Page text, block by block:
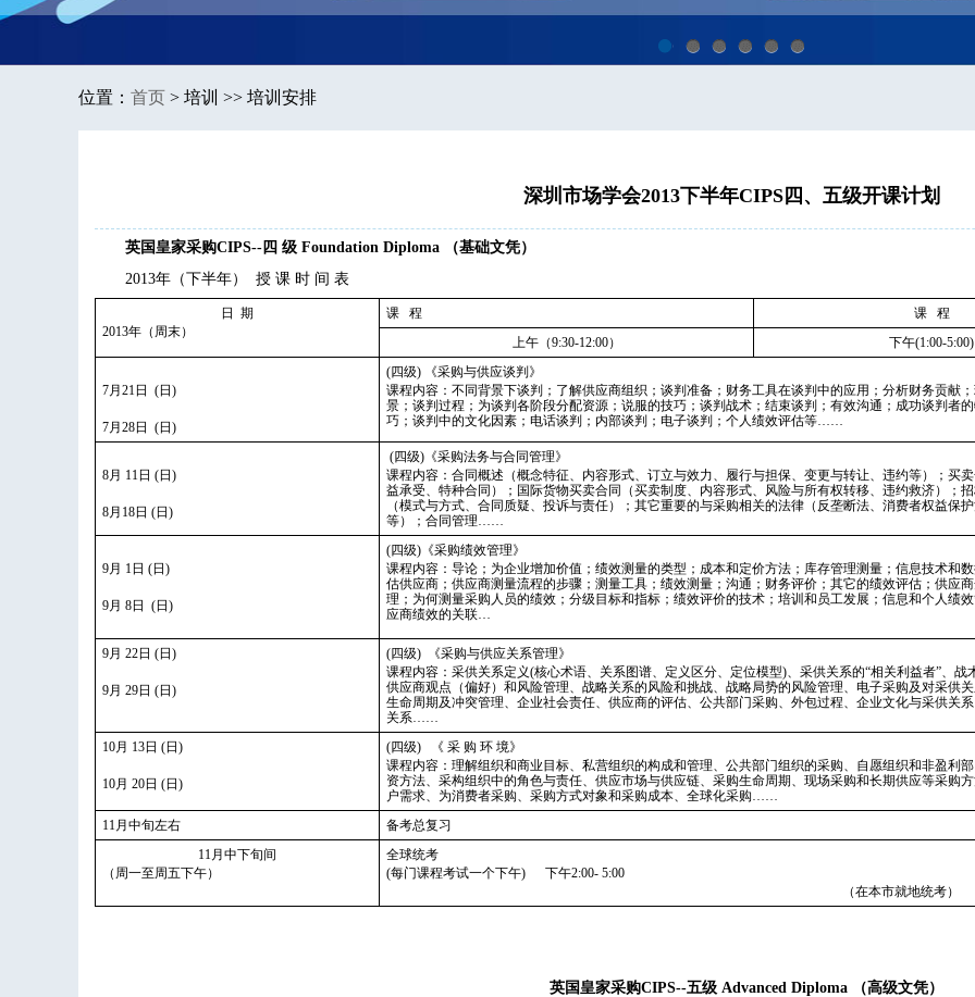
1 2 3 4 5 6
位置： 首页 > 培训 >> 培训安排
深圳市场学会2013下半年CIPS四、五级开课计划
英国皇家采购CIPS--四 级 Foundation Diploma （基础文凭）
2013年（下半年） 授 课 时 间 表
日 期
2013年（周末）
课 程
课 程
上午（9:30-12:00）
下午(1:00-5:00)
7月21日 (日)
7月28日 (日)
(四级) 《采购与供应谈判》
课程内容：不同背景下谈判；了解供应商组织；谈判准备；财务工具在谈判中的应用；分析财务贡献
景；谈判过程；为谈判各阶段分配资源；说服的技巧；谈判战术；结束谈判；有效沟通；成功谈判者
巧；谈判中的文化因素；电话谈判；内部谈判；电子谈判；个人绩效评估等……
8月 11日 (日)
8月18日 (日)
(四级)《采购法务与合同管理》
课程内容：合同概述（概念特征、内容形式、订立与效力、履行与担保、变更与转让、违约等）；买
益承受、特种合同）；国际货物买卖合同（买卖制度、内容形式、风险与所有权转移、违约救济）；
（模式与方式、合同质疑、投诉与责任）；其它重要的与采购相关的法律（反垄断法、消费者权益保
等）；合同管理……
9月 1日 (日)
9月 8日 (日)
(四级)《采购绩效管理》
课程内容：导论；为企业增加价值；绩效测量的类型；成本和定价方法；库存管理测量；信息技术和
估供应商；供应商测量流程的步骤；测量工具；绩效测量；沟通；财务评价；其它的绩效评估；供应
理；为何测量采购人员的绩效；分级目标和指标；绩效评价的技术；培训和员工发展；信息和个人绩
应商绩效的关联…
9月 22日 (日)
9月 29日 (日)
(四级) 《采购与供应关系管理》
课程内容：采供关系定义(核心术语、关系图谱、定义区分、定位模型)、采供关系的“相关利益者”、战
供应商观点（偏好）和风险管理、战略关系的风险和挑战、战略局势的风险管理、电子采购及对采供
生命周期及冲突管理、企业社会责任、供应商的评估、公共部门采购、外包过程、企业文化与采供关
关系……
10月 13日 (日)
10月 20日 (日)
(四级) 《 采 购 环 境》
课程内容：理解组织和商业目标、私营组织的构成和管理、公共部门组织的采购、自愿组织和非盈利
资方法、采构组织中的角色与责任、供应市场与供应链、采购生命周期、现场采购和长期供应等采购
户需求、为消费者采购、采购方式对象和采购成本、全球化采购……
11月中旬左右
备考总复习
11月中下旬间
（周一至周五下午）
全球统考
(每门课程考试一个下午) 下午2:00- 5:00
（在本市就地统考）
英国皇家采购CIPS--五级 Advanced Diploma （高级文凭）